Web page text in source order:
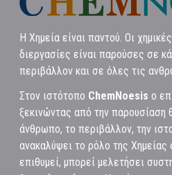
Η Χημεία είναι παντού. Οι
διεργασίες είναι παρούσες σε
περιβάλλον και σε όλες τις
Στον ιστότοπο ChemNoesis ο
ξεκινώντας από την
άνθρωπο, το περιβάλλον, την
ανακαλύψει το ρόλο της Χημείας
επιθυμεί, μπορεί μελετήσει